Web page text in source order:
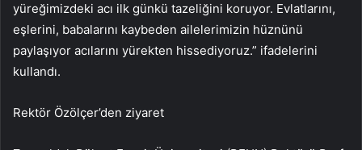
yüreğimizdeki acı ilk günkü tazeliğini koruyor. Evlatlarını,
eşlerini, babalarını kaybeden ailelerimizin hüznünü
paylaşıyor acılarını yürekten hissediyoruz.” ifadelerini
kullandı.
Rektör Özölçer’den ziyaret